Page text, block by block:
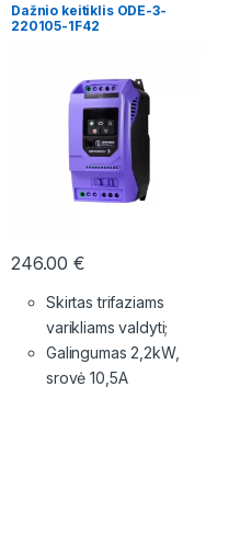
Dažnio keitiklis ODE-3-
220105-1F42
246.00€
Skirtas trifaziams
varikliams valdyti;
Galingumas 2,2kW,
srovė 10,5A